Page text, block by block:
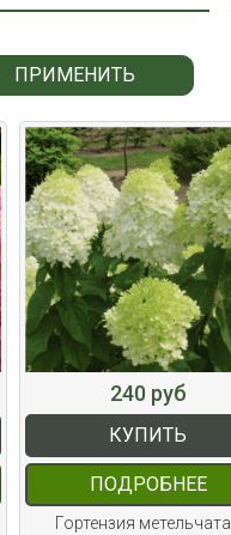
ПРИМЕНИТЬ
240 руб
КУПИТЬ
ПОДРОБНЕЕ
Гортензия